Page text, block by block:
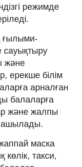
режимде
ғылыми-
сауықтыру
және
ерекше білім
арналған
балаларға
және жалпы
ашылады.
маска
көлік, такси,